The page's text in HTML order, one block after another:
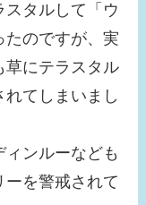
タルして「ウ
たのですが、実
草にテラスタル
れてしまいまし
ンルーなども
を警戒されて